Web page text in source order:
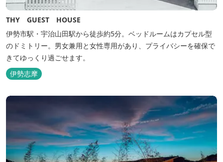
THY GUEST HOUSE
伊勢市駅・宇治山田駅から徒歩約5分。ベッドルームはカプセル型
のドミトリー。男女兼用と女性専用があり、プライバシーを確保で
きてゆっくり過ごせます。
伊勢志摩